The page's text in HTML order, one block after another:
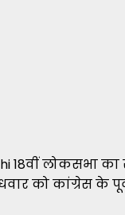
18वीं लोकसभा
को कांग्रेस के